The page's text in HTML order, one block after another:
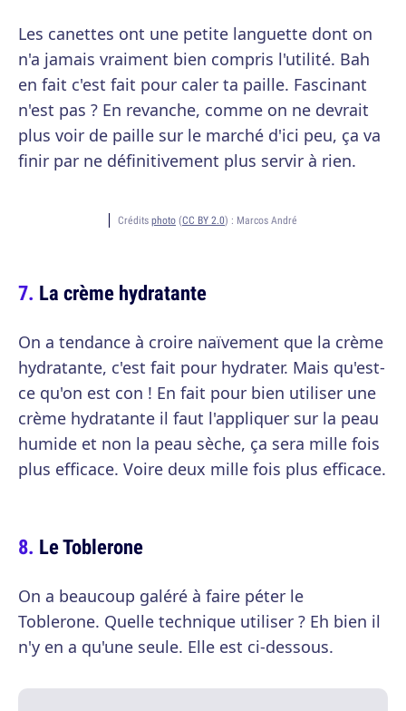
Les canettes ont une petite languette dont on
n'a jamais vraiment bien compris l'utilité. Bah
en fait c'est fait pour caler ta paille. Fascinant
n'est pas ? En revanche, comme on ne devrait
plus voir de paille sur le marché d'ici peu, ça va
finir par ne définitivement plus servir à rien.
Crédits photo (CC BY 2.0) : Marcos André
La crème hydratante
On a tendance à croire naïvement que la crème
hydratante, c'est fait pour hydrater. Mais qu'est-
ce qu'on est con ! En fait pour bien utiliser une
crème hydratante il faut l'appliquer sur la peau
humide et non la peau sèche, ça sera mille fois
plus efficace. Voire deux mille fois plus efficace.
Le Toblerone
On a beaucoup galéré à faire péter le
Toblerone. Quelle technique utiliser ? Eh bien il
n'y en a qu'une seule. Elle est ci-dessous.